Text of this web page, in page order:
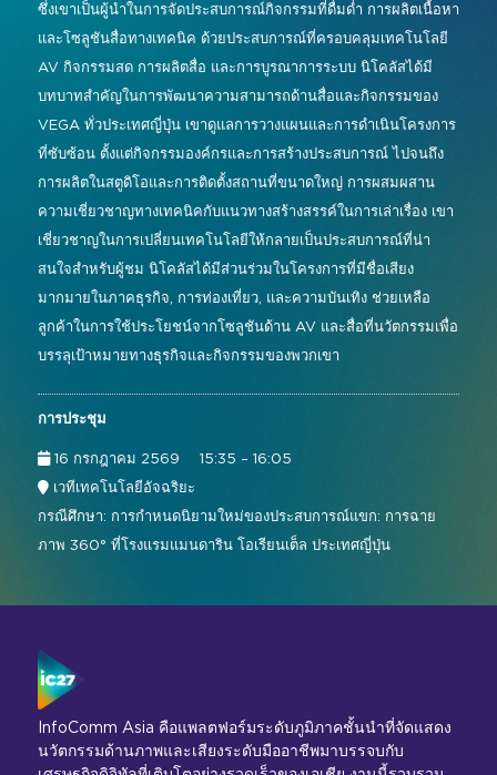
โครงการแขกรับเชิญ
ข้อมูลการเดินทางและวีซ่า
ข่าวประชาสัมพันธ์จาก InfoComm Asia
แสดงคำถามที่พบบ่อย
กิจกรรมสด, ความบันเทิง
การวางผังเมือง
ซึ่งเขาเป็นผู้นำในการจัดประสบการณ์กิจกรรมที่ดื่มด่ำ การผลิตเนื้อหา
และโซลูชันสื่อทางเทคนิค ด้วยประสบการณ์ที่ครอบคลุมเทคโนโลยี
AV กิจกรรมสด การผลิตสื่อ และการบูรณาการระบบ นิโคลัสได้มี
บทบาทสำคัญในการพัฒนาความสามารถด้านสื่อและกิจกรรมของ
VEGA ทั่วประเทศญี่ปุ่น เขาดูแลการวางแผนและการดำเนินโครงการ
ที่ซับซ้อน ตั้งแต่กิจกรรมองค์กรและการสร้างประสบการณ์ ไปจนถึง
การผลิตในสตูดิโอและการติดตั้งสถานที่ขนาดใหญ่ การผสมผสาน
ความเชี่ยวชาญทางเทคนิคกับแนวทางสร้างสรรค์ในการเล่าเรื่อง เขา
เชี่ยวชาญในการเปลี่ยนเทคโนโลยีให้กลายเป็นประสบการณ์ที่น่า
สนใจสำหรับผู้ชม นิโคลัสได้มีส่วนร่วมในโครงการที่มีชื่อเสียง
มากมายในภาคธุรกิจ, การท่องเที่ยว, และความบันเทิง ช่วยเหลือ
ลูกค้าในการใช้ประโยชน์จากโซลูชันด้าน AV และสื่อที่นวัตกรรมเพื่อ
บรรลุเป้าหมายทางธุรกิจและกิจกรรมของพวกเขา
การประชุม
16 กรกฎาคม 2569
15:35 – 16:05
เวทีเทคโนโลยีอัจฉริยะ
กรณีศึกษา: การกำหนดนิยามใหม่ของประสบการณ์แขก: การฉาย
ภาพ 360° ที่โรงแรมแมนดาริน โอเรียนเต็ล ประเทศญี่ปุ่น
InfoComm Asia คือแพลตฟอร์มระดับภูมิภาคชั้นนำที่จัดแสดง
นวัตกรรมด้านภาพและเสียงระดับมืออาชีพมาบรรจบกับ